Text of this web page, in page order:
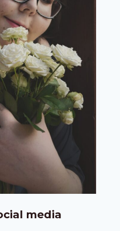
media